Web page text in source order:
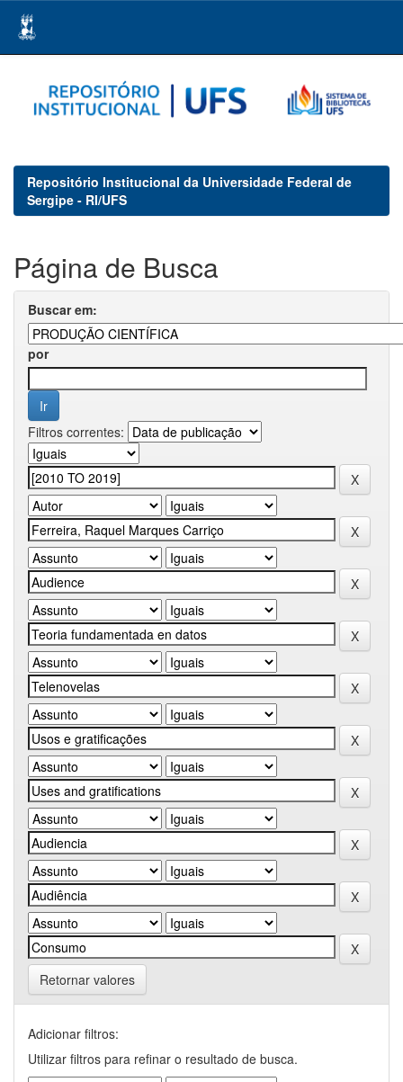
navigation
Repositório Institucional da Universidade Federal de
Sergipe - RI/UFS
Página de Busca
Buscar em:
por
Filtros correntes:
Retornar valores
Adicionar filtros:
Utilizar filtros para refinar o resultado de busca.